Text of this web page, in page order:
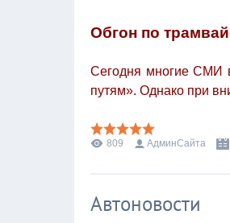
Обгон по
Сегодня многие СМИ
путям». Однако при
809 АдминСайта
Автоновости